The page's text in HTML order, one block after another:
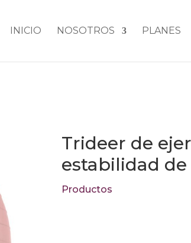
INICIO NOSOTROS PLANES
Trideer de
estabilidad de
Productos